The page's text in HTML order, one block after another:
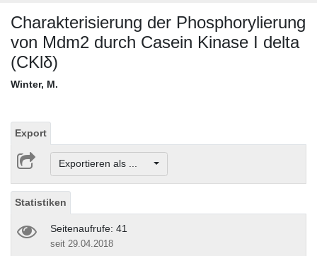
Charakterisierung der Phosphorylierung
von Mdm2 durch Casein Kinase I delta
(CKlδ)
Winter, M.
Export
Exportieren als ...
Statistiken
Seitenaufrufe: 41
seit 29.04.2018